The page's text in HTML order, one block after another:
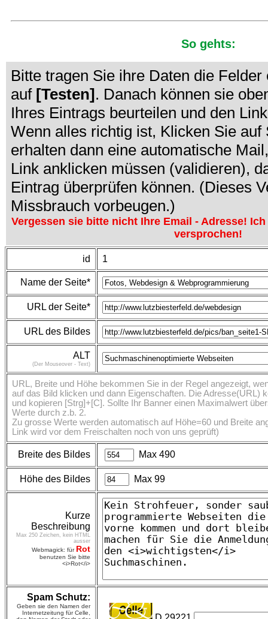
So gehts:
Bitte tragen Sie ihre Daten die
auf [Testen]. Danach können sie
Ihres Eintrags beurteilen und den
Wenn alles richtig ist, Klicken Sie auf
erhalten dann eine automatische
Link anklicken müssen (validieren),
Eintrag überprüfen können. (Dieses
Missbrauch vorbeugen.)
Vergessen sie bitte nicht Ihre Email - Adresse!
versprochen!
id 1
Name der Seite*
URL der Seite*
URL des Bildes
ALT
(Der Mouseover - Text)
URL, Breite und Höhe bekommen Sie in der Regel angezeigt,
auf das Bild klicken und dann Eigenschaften. Die Adresse(URL)
und kopieren [Strg]+[C]. Sollte Ihr Banner einen Maximalwert
Werte durch z.b. 2.
Zu grosse Werte werden automatisch auf Höhe=60 und Breite
Link wird vor dem Freischalten noch von uns geprüft)
Breite des Bildes Max 490
Höhe des Bildes Max 99
Kurze
Beschreibung
Max 250 Zeichen, kein HTML
ausser
Webmagick: für Rot
benutzen Sie bitte
<i>Rot</i>
Spam Schutz:
Geben sie den Namen der
Internetzeitung für Celle,